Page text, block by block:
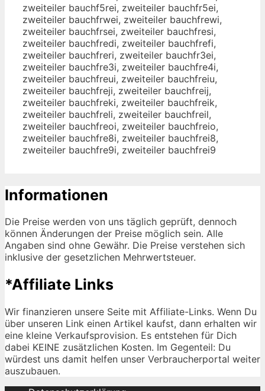
zweiteiler bauchf5rei, zweiteiler bauchfr5ei,
zweiteiler bauchfrwei, zweiteiler bauchfrewi,
zweiteiler bauchfrsei, zweiteiler bauchfresi,
zweiteiler bauchfredi, zweiteiler bauchfrefi,
zweiteiler bauchfreri, zweiteiler bauchfr3ei,
zweiteiler bauchfre3i, zweiteiler bauchfre4i,
zweiteiler bauchfreui, zweiteiler bauchfreiu,
zweiteiler bauchfreji, zweiteiler bauchfreij,
zweiteiler bauchfreki, zweiteiler bauchfreik,
zweiteiler bauchfreli, zweiteiler bauchfreil,
zweiteiler bauchfreoi, zweiteiler bauchfreio,
zweiteiler bauchfre8i, zweiteiler bauchfrei8,
zweiteiler bauchfre9i, zweiteiler bauchfrei9
Informationen
Die Preise werden von uns täglich geprüft, dennoch
können Änderungen der Preise möglich sein. Alle
Angaben sind ohne Gewähr. Die Preise verstehen sich
inklusive der gesetzlichen Mehrwertsteuer.
*Affiliate Links
Wir finanzieren unsere Seite mit Affiliate-Links. Wenn Du
über unseren Link einen Artikel kaufst, dann erhalten wir
eine kleine Verkaufsprovision. Es entstehen für Dich
dabei KEINE zusätzlichen Kosten. Im Gegenteil: Du
würdest uns damit helfen unser Verbraucherportal weiter
auszubauen.